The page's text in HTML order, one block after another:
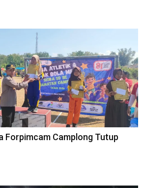
Forpimcam Camplong Tutup